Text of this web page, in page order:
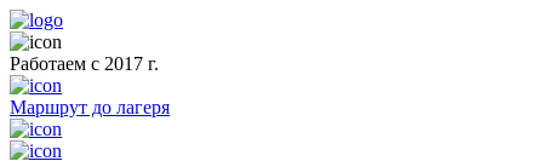
Работаем с 2017 г.
Маршрут до лагеря